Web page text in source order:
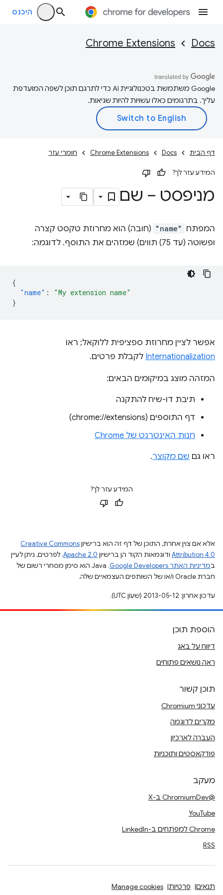
היכנס
Docs
Chrome Extensions
‫Google משתמשת בטכנולוגיית AI כדי לתרגם תוכן לשפה המועדפת
עליך. בתרגומים כאלו עשויות להיות שגיאות.
דף הבית Docs
Chrome Extensions חומרי עזר
המידע עזר לך?
מניפסט – שם
המפתח "name" (חובה) הוא מחרוזת טקסט קצרה
ופשוטה (עד 75) תווים) שמזהים את התוסף. לדוגמה:
{
"name" :
"My extension name"
}
אפשר לציין מחרוזת ספציפית ללוקאל; ראו
Internationalization לקבלת פרטים.
המזהה מוצג במיקומים הבאים:
תיבת דו-שיח להתקנה
דף התוספים (chrome://extensions)
חנות האינטרנט של Chrome
ראו גם שם מקוצר.
המידע עזר לך?
אלא אם צוין אחרת, התוכן של דף זה הוא ברישיוןCreative Commons
Attribution 4.0 ודוגמאות הקוד הן ברישיון Apache 2.0. לפרטים, ניתן לעיין
במדיניות האתר Google Developers‏
.‏ Java הוא סימן מסחרי רשום של
חברת Oracle ו/או של השותפים העצמאיים שלה.
עדכון אחרון: 2013-05-12 (שעון UTC).
הוספת תוכן
דיווח על באג
ראה נושאים פתוחים
תוכן קשור
עדכוני Chromium
מקרים לדוגמה
העברה לארכיון
פודקאסטים ותוכניות
מעקב
@ChromiumDev ב-X
YouTube
Chrome למפתחים ב-LinkedIn
RSS
תנאים פרטיות Manage cookies